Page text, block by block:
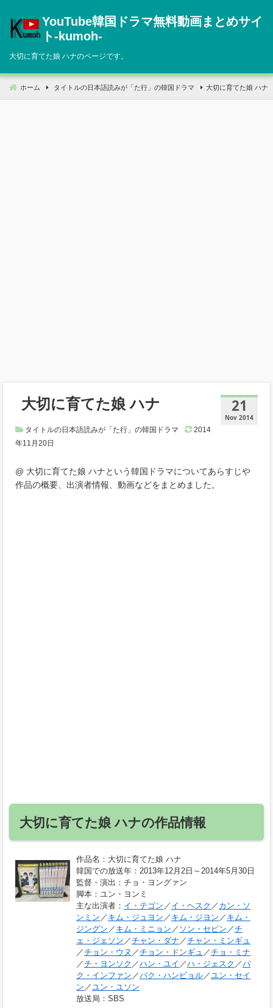
へ
動
YouTube韓国ドラマ無料動画まとめサイ
ト‐kumoh‐
大切に育てた娘 ハナのページです。
ホーム タイトルの日本語読みが「た行」の韓国ドラマ 大切に育てた娘 ハナ
21
Nov 2014
大切に育てた娘 ハナ
タイトルの日本語読みが「た行」の韓国ドラマ
2014
年11月20日
@ 大切に育てた娘 ハナという韓国ドラマについてあらすじや
作品の概要、出演者情報、動画などをまとめました。
大切に育てた娘 ハナの作品情報
作品名 ：大切に育てた娘 ハナ
韓国での放送年 ：2013年12月2日～2014年5月30日
監督・演出 ：チョ・ヨングァン
脚本 ：ユン・ヨンミ
主な出演者 ： イ・テゴン ／ イ・ヘスク ／ カン・ソ
ンミン ／ キム・ジュヨン ／ キム・ジヨン ／ キム・
ジングン ／ キム・ミニョン ／ ソン・セビン ／チ
ェ・ジェソン ／チャン・ダナ ／チャン・ミンギュ
／チョン・ウヌ ／チョン・ドンギュ ／チョ・ミナ
／チ・ヨンソク ／ハン・ユイ ／ハ・ジェスク ／パ
ク・インファン ／パク・ハンビョル／ユン・セイ
ン ／ユン・ユソン
放送局 ：SBS